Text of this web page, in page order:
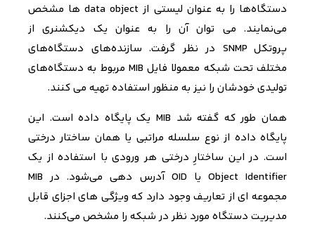
دستگاه‌­ها را به عنوان لیستی از data objectها مشخص
می‌­نمایند. می‌ توان آن را به عنوان یک دیکشنری از
پروتکل SNMP در نظر گرفت. سازنده­‌های دستگاه‌­های
مختلف تحت شبکه معمولا فایل MIB مربوط به دستگاه­‌های
تولیدی خودشان را نیز به منظور استفاده تهیه می‌ کنند.
همان طور که گفته شد MIB یک پایگاه داده است. این
پایگاه داده از نوع سلسله مراتبی یا همان ساختار درختی
است. در این ساختارِ درختی هر ورودی با استفاده از یک
Object Identifier یا OID آدرس دهی می‌­شود. در MIB
مجموعه ای از تعاریف وجود دارد که ویژگی های اجزای قابل
مدیریت دستگاه مورد نظر در شبکه را مشخص می‌­کنند.